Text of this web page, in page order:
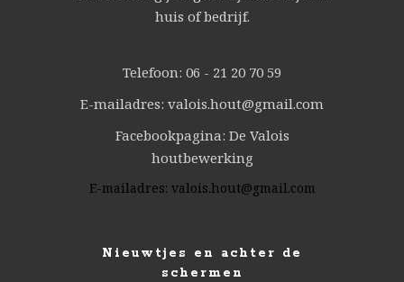
huis of bedrijf.
Telefoon: 06 - 21 20 70 59
E-mailadres: valois.hout@gmail.com
Facebookpagina: De Valois
houtbewerking
E-mailadres: valois.hout@gmail.com
Nieuwtjes en achter de
schermen